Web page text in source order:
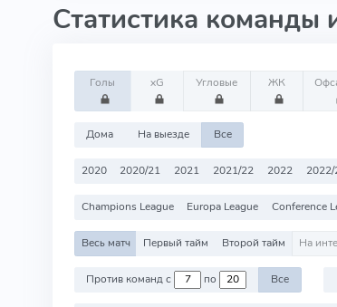
Статистика команды
Голы xG Угловые ЖК
Дома На выезде Все
2020 2020/21 2021 2021/22 2022 2022/
Champions League Europa League Conference
Весь матч Первый тайм Второй тайм
Против команд с по Все